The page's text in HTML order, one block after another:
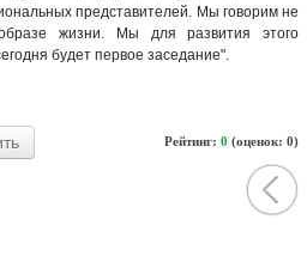
представителей. Мы говорим не
жизни. Мы для развития этого
будет первое заседание".
Рейтинг: 0 (оценок: 0)